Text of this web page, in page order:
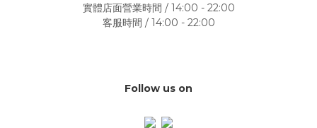
實體店面營業時間 / 14:00 - 22:00
客服時間 / 14:00 - 22:00
Follow us on